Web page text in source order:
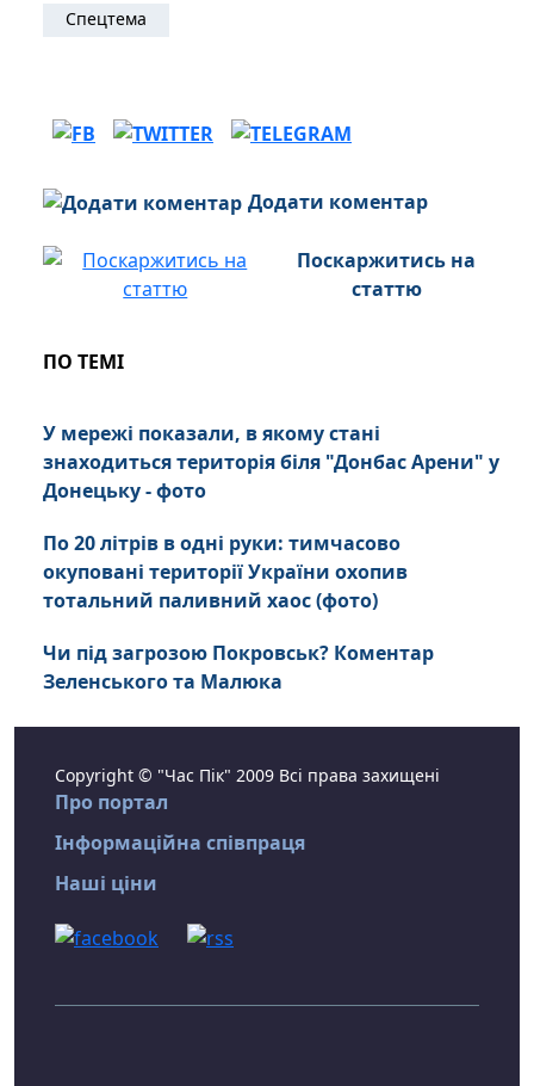
Спецтема
Додати коментар
Поскаржитись на
статтю
ПО ТЕМІ
У мережі показали, в якому стані
знаходиться територія біля "Донбас Арени" у
Донецьку - фото
По 20 літрів в одні руки: тимчасово
окуповані території України охопив
тотальний паливний хаос (фото)
Чи під загрозою Покровськ? Коментар
Зеленського та Малюка
Copyright © "Час Пік" 2009 Всі права захищені
Про портал
Інформаційна співпраця
Наші ціни